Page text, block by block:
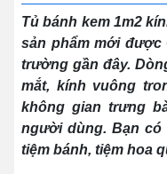
Tủ bánh kem 1m2
sản phẩm mới được
trường gần đây.
mắt, kính vuông
không gian trưng
người dùng. Bạn có
tiệm bánh, tiệm hoa